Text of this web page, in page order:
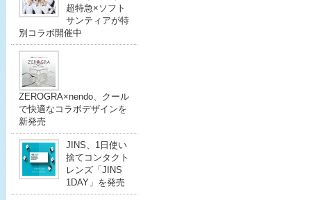
超特急×ソフト
サンティアが特
別コラボ開催中
ZEROGRA×nendo、クール
で快適なコラボデザインを
新発売
JINS、1日使い
捨てコンタクト
レンズ「JINS
1DAY」を発売